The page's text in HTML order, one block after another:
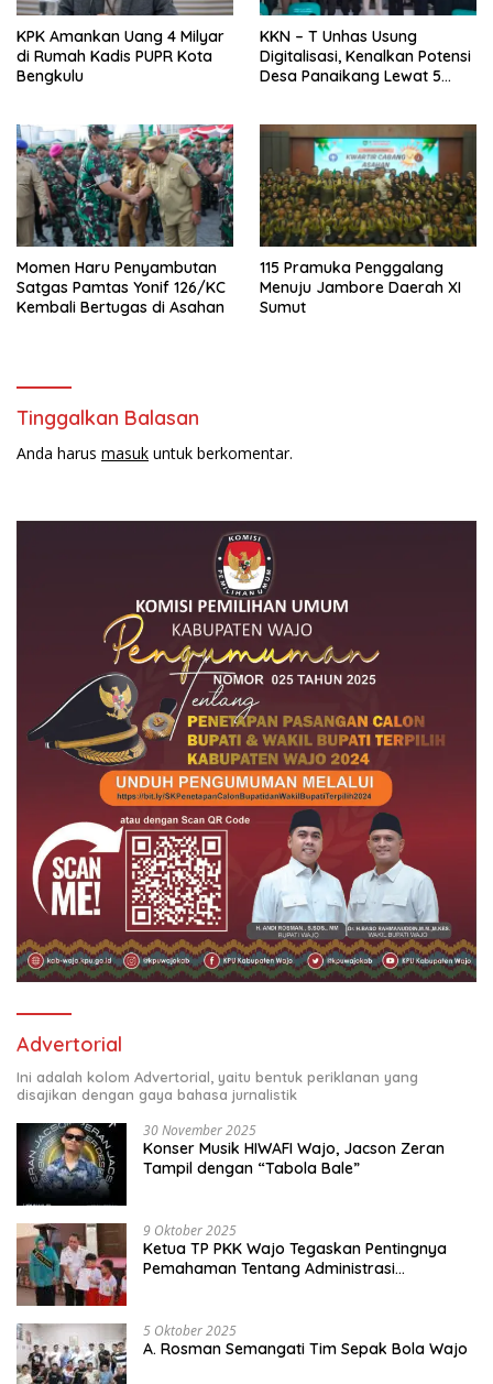
KPK Amankan Uang 4 Milyar
di Rumah Kadis PUPR Kota
Bengkulu
KKN – T Unhas Usung
Digitalisasi, Kenalkan Potensi
Desa Panaikang Lewat 5
Momen Haru Penyambutan
Satgas Pamtas Yonif 126/KC
Kembali Bertugas di Asahan
115 Pramuka Penggalang
Menuju Jambore Daerah XI
Sumut
Tinggalkan Balasan
Anda harus masuk untuk berkomentar.
Advertorial
Ini adalah kolom Advertorial, yaitu bentuk periklanan yang
disajikan dengan gaya bahasa jurnalistik
30 November 2025
Konser Musik HIWAFI Wajo, Jacson Zeran
Tampil dengan “Tabola Bale”
9 Oktober 2025
Ketua TP PKK Wajo Tegaskan Pentingnya
Pemahaman Tentang Administrasi
5 Oktober 2025
A. Rosman Semangati Tim Sepak Bola Wajo